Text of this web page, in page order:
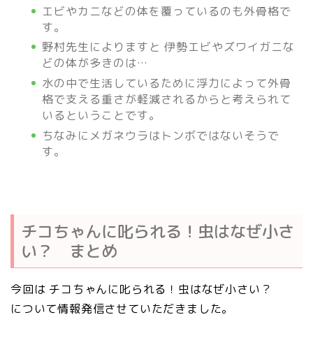
エビやカニなどの体を覆っているのも外骨格で
す。
野村先生によりますと 伊勢エビやズワイガニな
どの体が多きのは…
水の中で生活しているために浮力によって外骨
格で支える重さが軽減されるからと考えられて
いるということです。
ちなみにメガネウラはトンボではないそうで
す。
チコちゃんに叱られる！虫はなぜ小さ
い？ まとめ
今回は チコちゃんに叱られる！虫はなぜ小さい？
について情報発信させていただきました。